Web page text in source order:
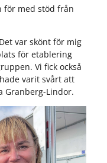
för med stöd från
var skönt för mig
för etablering
Vi fick också
varit svårt att
Granberg-Lindor.